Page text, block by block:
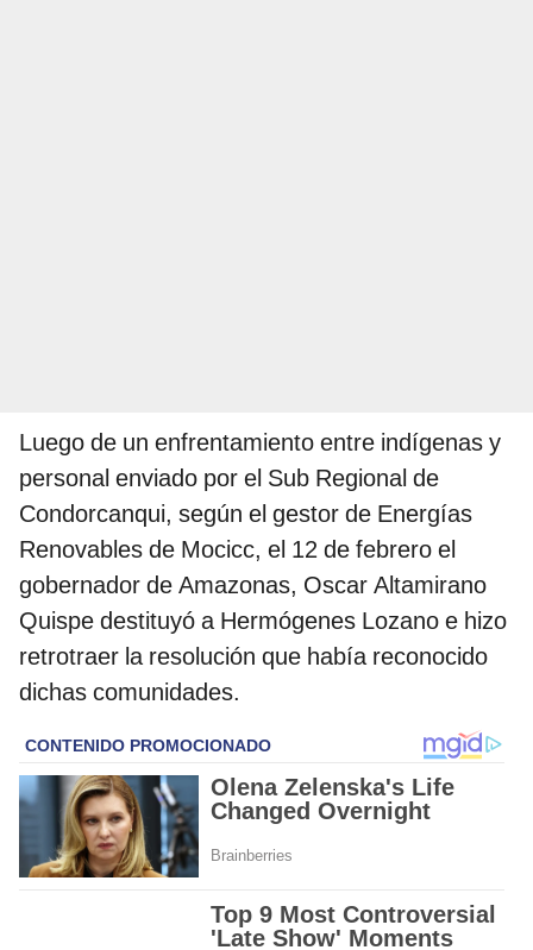
Luego de un enfrentamiento entre indígenas y
personal enviado por el Sub Regional de
Condorcanqui, según el gestor de Energías
Renovables de Mocicc, el 12 de febrero el
gobernador de Amazonas, Oscar Altamirano
Quispe destituyó a Hermógenes Lozano e hizo
retrotraer la resolución que había reconocido
dichas comunidades.